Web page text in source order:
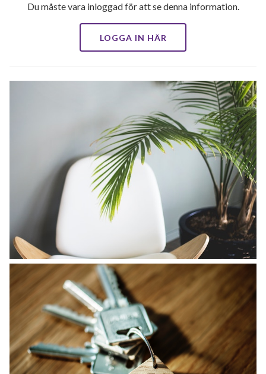
Du måste vara inloggad för att se denna information.
LOGGA IN HÄR